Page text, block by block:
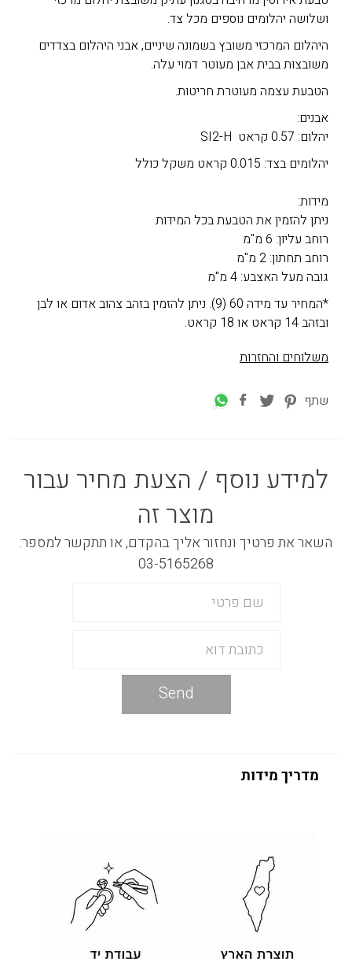
ושלושה יהלומים נוספים מכל צד.
היהלום המרכזי משובץ בשמונה שיניים, אבני היהלום בצדדים
משובצות בבית אבן מעוטר דמוי עלה.
הטבעת עצמה מעוטרת חריטות.
אבנים:
יהלום: 0.57 קראט SI2-H
יהלומים בצד: 0.015 קראט משקל כולל
מידות:
ניתן להזמין את הטבעת בכל המידות
רוחב עליון: 6 מ"מ
רוחב תחתון: 2 מ"מ
גובה מעל האצבע: 4 מ"מ
*המחיר עד מידה 60 (9). ניתן להזמין בזהב צהוב אדום או לבן
ובזהב 14 קראט או 18 קראט.
משלוחים והחזרות
שתף
למידע נוסף / הצעת מחיר עבור
מוצר זה
השאר את פרטיך ונחזור אליך בהקדם, או תתקשר למספר:
03-5165268
Send
מדריך מידות